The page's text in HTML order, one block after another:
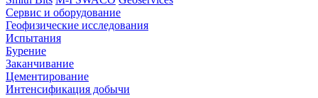
Сервис и оборудование
Геофизические исследования
Испытания
Бурение
Заканчивание
Цементирование
Интенсификация добычи